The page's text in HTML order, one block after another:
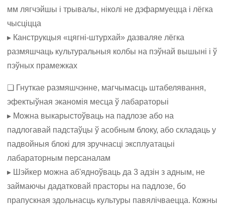
мм лягчэйшы і трывалы, ніколі не дэфармуецца і лёгка
чысціцца
▸ Канструкцыя «цягні-штурхай» дазваляе лёгка
размяшчаць культуральныя колбы на пэўнай вышыні і ў
пэўных прамежках
❏ Гнуткае размяшчэнне, магчымасць штабелявання,
эфектыўная эканомія месца ў лабараторыі
▸ Можна выкарыстоўваць на падлозе або на
падлогавай падстаўцы ў асобным блоку, або складаць у
падвойныя блокі для зручнасці эксплуатацыі
лабараторным персаналам
▸ Шэйкер можна аб'ядноўваць да 3 адзін з адным, не
займаючы дадатковай прасторы на падлозе, бо
прапускная здольнасць культуры павялічваецца. Кожны